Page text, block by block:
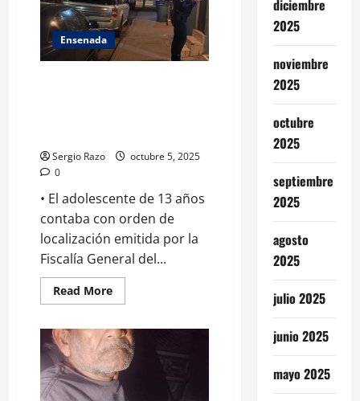
a
participar
en
la
Masterclass
de
Ensenada
Sergio Razo
octubre 5, 2025
0
• El adolescente de 13 años
contaba con orden de
localización emitida por la
Fiscalía General del...
Read MoreRead
more
de
la
UNAVI
localizan
a
menor
diciembre
2025
noviembre
2025
octubre
2025
septiembre
2025
agosto
2025
julio 2025
junio 2025
mayo 2025